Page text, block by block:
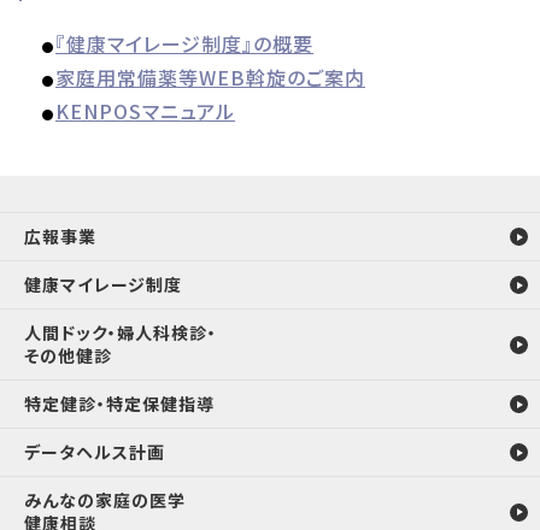
● 『健康マイレージ制度』の概要
● 家庭用常備薬等WEB斡旋のご案内
● KENPOSマニュアル
広報事業
健康マイレージ制度
人間ドック・婦人科検診・
その他健診
特定健診・特定保健指導
データヘルス計画
みんなの家庭の医学
健康相談